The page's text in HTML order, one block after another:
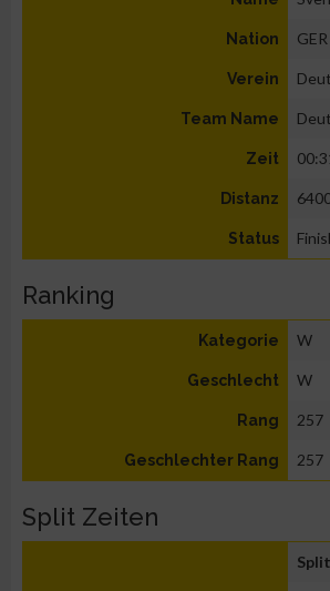
Nation GER
Verein
Team Name
Zeit
Distanz
Status
Ranking
Kategorie W
Geschlecht W
Rang 257
Geschlechter Rang 257
Split Zeiten